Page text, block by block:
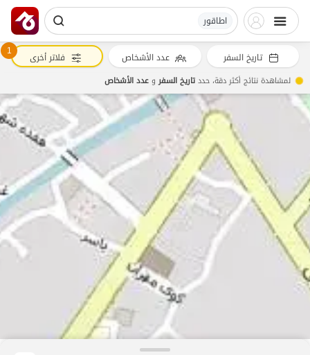
اطاقور
تاريخ السفر عدد الأشخاص 1 فلاتر أخرى
لمشاهدة نتائج أكثر دقة، حددتاريخ السفروعدد الأشخاص